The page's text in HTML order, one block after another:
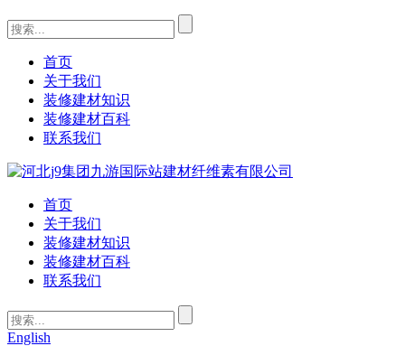
首页
关于我们
装修建材知识
装修建材百科
联系我们
首页
关于我们
装修建材知识
装修建材百科
联系我们
English